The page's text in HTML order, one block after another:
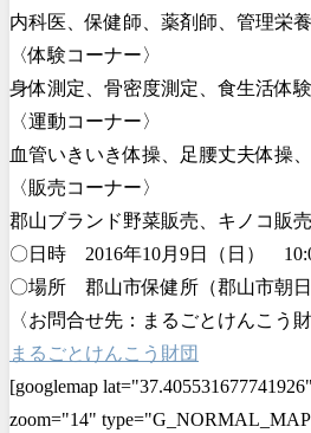
内科医、保健師、薬剤師、管理栄
〈体験コーナー〉
身体測定、骨密度測定、食生活体
〈運動コーナー〉
血管いきいき体操、足腰丈夫体操
〈販売コーナー〉
郡山ブランド野菜販売、キノコ販
〇日時 2016年10月9日（日）
〇場所 郡山市保健所（郡山市朝
〈お問合せ先：まるごとけんこう
まるごとけんこう財団
[googlemap
zoom="14"